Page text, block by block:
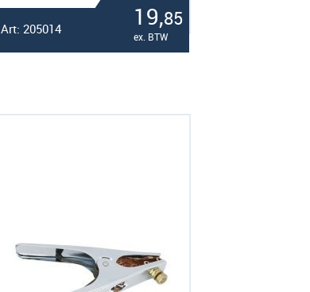
19,85
ex. BTW
Art: 205014